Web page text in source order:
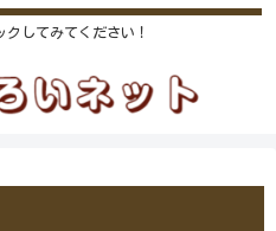
してみてください！